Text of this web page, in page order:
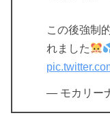
この後強制
れました
— モカリー